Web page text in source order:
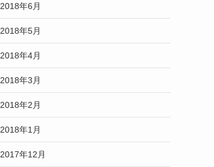
2018年6月
2018年5月
2018年4月
2018年3月
2018年2月
2018年1月
2017年12月